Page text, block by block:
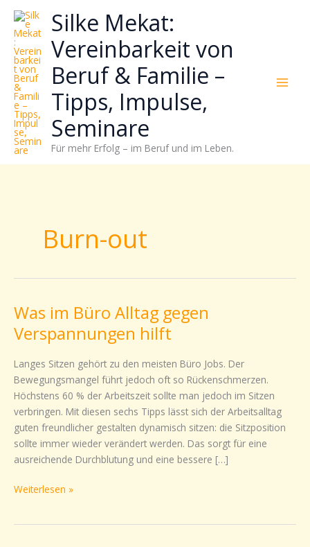
Zum
Inhalt
springen
Silke Mekat:
Vereinbarkeit von
Beruf & Familie –
Tipps, Impulse,
Seminare
Für mehr Erfolg – im Beruf und im Leben.
Burn-out
Was im Büro Alltag gegen
Verspannungen hilft
Langes Sitzen gehört zu den meisten Büro Jobs. Der
Bewegungsmangel führt jedoch oft so Rückenschmerzen.
Höchstens 60 % der Arbeitszeit sollte man jedoch im Sitzen
verbringen. Mit diesen sechs Tipps lässt sich der Arbeitsalltag
guten freundlicher gestalten dynamisch sitzen: die Sitzposition
sollte immer wieder verändert werden. Das sorgt für eine
ausreichende Durchblutung und eine bessere […]
Was
im
Büro
Alltag
gegen
Verspannungen
hilft
Weiterlesen »
wie
sich
Stress
reduzieren
Energie
gezielter
einsetzen
lässt?
Einfach